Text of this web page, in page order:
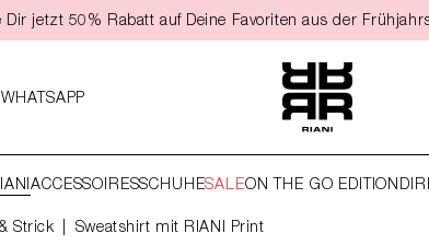
Dir jetzt 50% Rabatt auf Deine Favoriten aus der
WHATSAPP
ACCESSOIRESSCHUHESALEON THE GO EDITION
Strick Sweatshirt mit RIANI Print